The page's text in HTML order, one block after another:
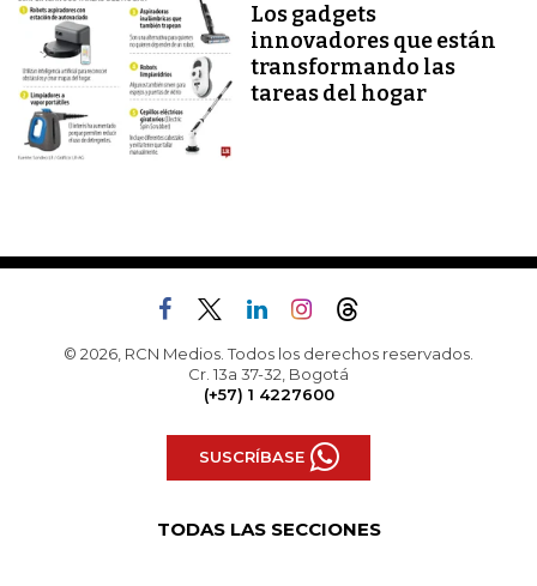
Los gadgets
innovadores que están
transformando las
tareas del hogar
© 2026, RCN Medios. Todos los derechos reservados.
Cr. 13a 37-32, Bogotá
(+57) 1 4227600
SUSCRÍBASE
TODAS LAS SECCIONES